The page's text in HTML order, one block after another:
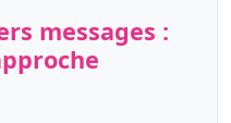
messages :